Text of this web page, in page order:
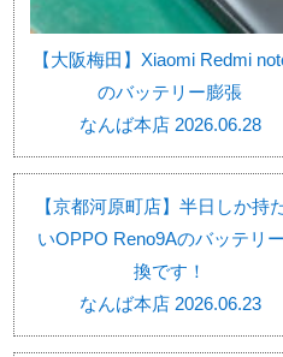
【大阪梅田】Xiaomi Redmi
のバッテリー膨張
なんば本店 2026.06.28
【京都河原町店】半日しか持
いOPPO Reno9Aのバッテリ
換です！
なんば本店 2026.06.23